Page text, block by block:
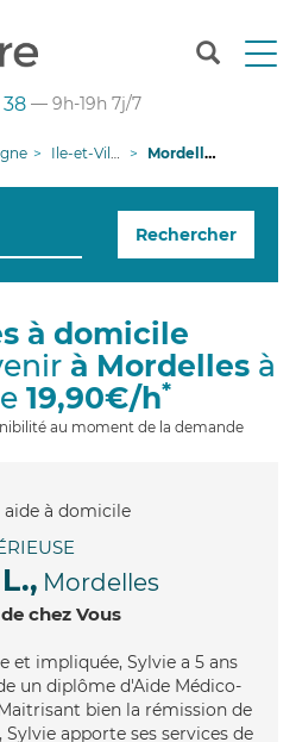
T
n
g
i
— 9h-19h 7j/7
Ile-et-Vilaine Mordelles
Rechercher
à domicile
à Mordelles à
19,90€/h*
au moment de la demande
Mordelles
chez Vous
et impliquée, Sylvie a 5 ans
un diplôme d'Aide Médico-
bien la rémission de
apporte ses services de